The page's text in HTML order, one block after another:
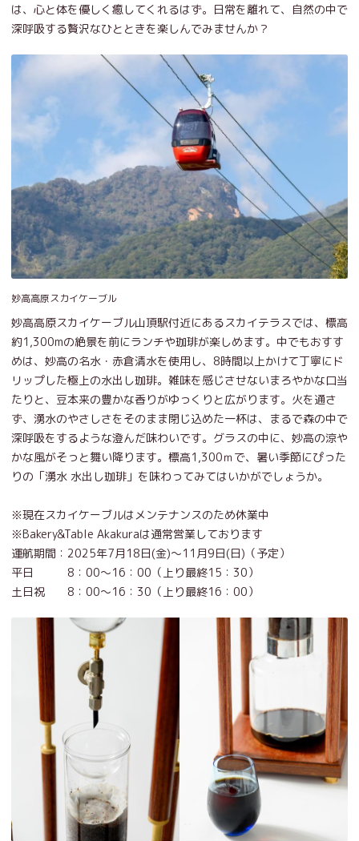
は、心と体を優しく癒してくれるはず。日常を離れて、自然の中で
深呼吸する贅沢なひとときを楽しんでみませんか？
妙高高原スカイケーブル
妙高高原スカイケーブル山頂駅付近にあるスカイテラスでは、標高
約1,300mの絶景を前にランチや珈琲が楽しめます。中でもおすす
めは、妙高の名水・赤倉清水を使用し、8時間以上かけて丁寧にド
リップした極上の水出し珈琲。雑味を感じさせないまろやかな口当
たりと、豆本来の豊かな香りがゆっくりと広がります。火を通さ
ず、湧水のやさしさをそのまま閉じ込めた一杯は、まるで森の中で
深呼吸をするような澄んだ味わいです。グラスの中に、妙高の涼や
かな風がそっと舞い降ります。標高1,300ｍで、暑い季節にぴった
りの「湧水 水出し珈琲」を味わってみてはいかがでしょうか。
※現在スカイケーブルはメンテナンスのため休業中
※Bakery&Table Akakuraは通常営業しております
運航期間：2025年7月18日(金)～11月9日(日)（予定）
平日 8：00～16：00（上り最終15：30）
土日祝 8：00～16：30（上り最終16：00）